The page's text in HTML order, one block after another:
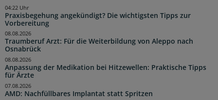
Praxisbegehung angekündigt? Die wichtigsten Tipps zur
Vorbereitung
04:22 Uhr
Traumberuf Arzt: Für die Weiterbildung von Aleppo nach
Osnabrück
08.08.2026
Anpassung der Medikation bei Hitzewellen: Praktische Tipps
für Ärzte
08.08.2026
AMD: Nachfüllbares Implantat statt Spritzen
07.08.2026